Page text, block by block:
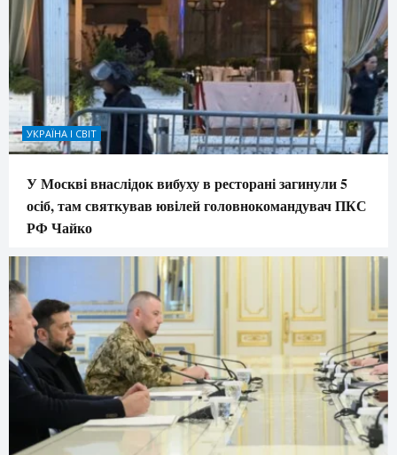
УКРАЇНА І СВІТ
У Москві внаслідок вибуху в ресторані загинули 5
осіб, там святкував ювілей головнокомандувач ПКС
РФ Чайко